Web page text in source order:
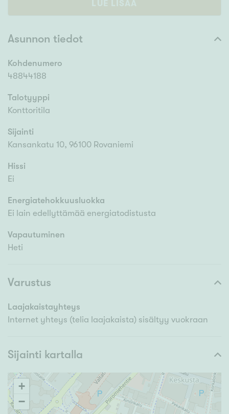
LUE LISÄÄ
Asunnon tiedot
Kohdenumero
48844188
Talotyyppi
Konttoritila
Sijainti
Kansankatu 10, 96100 Rovaniemi
Hissi
Ei
Energiatehokkuusluokka
Ei lain edellyttämää energiatodistusta
Vapautuminen
Heti
Varustus
Laajakaistayhteys
Internet yhteys (telia laajakaista) sisältyy vuokraan
Sijainti kartalla
+
−